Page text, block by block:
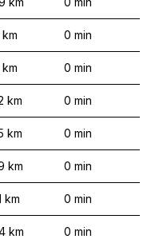
km 0 min
km 0 min
km 0 min
km 0 min
km 0 min
km 0 min
km 0 min